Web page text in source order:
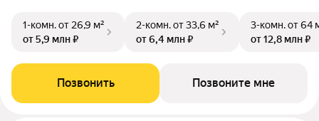
1-комн.от 26,9 м²
от 5,9 млн ₽
2-комн.от 33,6 м²
от 6,4 млн ₽
3-комн.от 64
от 12,8 млн ₽
Позвонить Позвоните мне